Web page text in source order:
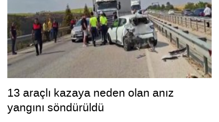
13 araçlı kazaya neden olan anız
yangını söndürüldü